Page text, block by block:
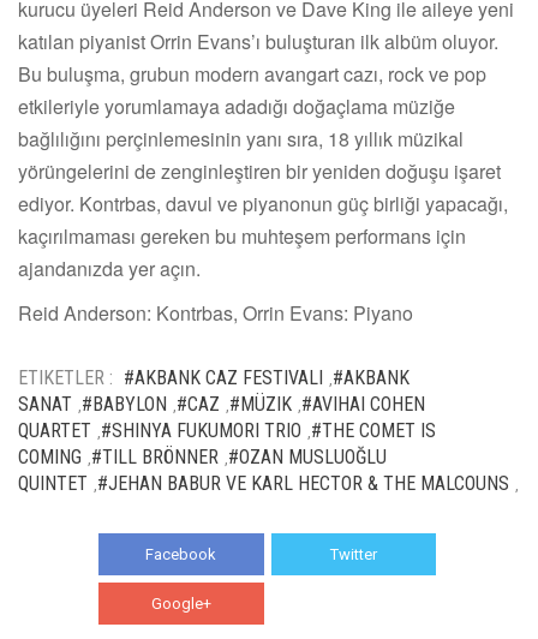
kurucu üyeleri Reid Anderson ve Dave King ile aileye yeni
katılan piyanist Orrin Evans’ı buluşturan ilk albüm oluyor.
Bu buluşma, grubun modern avangart cazı, rock ve pop
etkileriyle yorumlamaya adadığı doğaçlama müziğe
bağlılığını perçinlemesinin yanı sıra, 18 yıllık müzikal
yörüngelerini de zenginleştiren bir yeniden doğuşu işaret
ediyor. Kontrbas, davul ve piyanonun güç birliği yapacağı,
kaçırılmaması gereken bu muhteşem performans için
ajandanızda yer açın.
Reid Anderson: Kontrbas, Orrin Evans: Piyano
ETIKETLER : #AKBANK CAZ FESTIVALI #AKBANK
SANAT #BABYLON #CAZ #MÜZIK #AVIHAI COHEN
QUARTET #SHINYA FUKUMORI TRIO #THE COMET IS
COMING #TILL BRÖNNER #OZAN MUSLUOĞLU
QUINTET #JEHAN BABUR VE KARL HECTOR & THE MALCOUNS
Facebook Twitter
Google+